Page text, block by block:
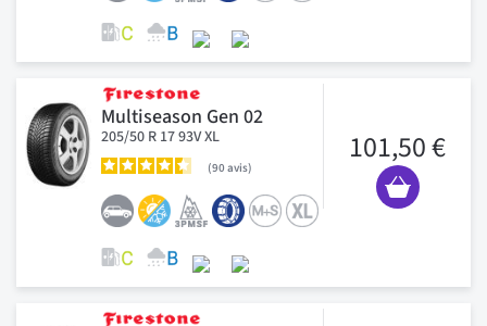
Multiseason Gen 02
205/50 R 17 93V XL
90avis
101,50 €